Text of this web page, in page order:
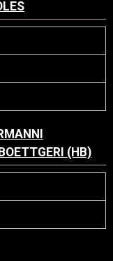
(HB)